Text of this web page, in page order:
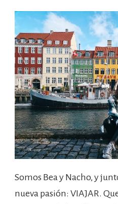
Somos Bea y Nacho, y
nueva pasión: VIAJAR.